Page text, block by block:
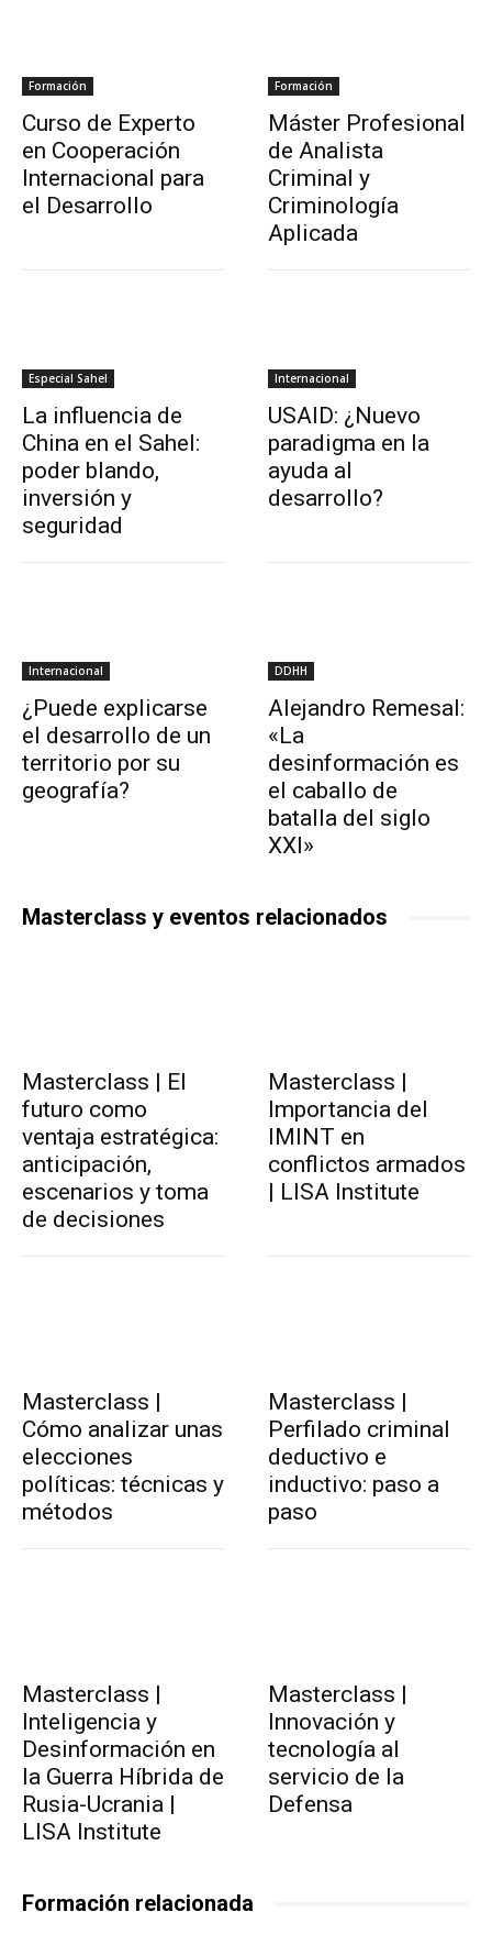
Formación
Curso de Experto
en Cooperación
Internacional para
el Desarrollo
Formación
Máster Profesional
de Analista
Criminal y
Criminología
Aplicada
Especial Sahel
La influencia de
China en el Sahel:
poder blando,
inversión y
seguridad
Internacional
USAID: ¿Nuevo
paradigma en la
ayuda al
desarrollo?
Internacional
¿Puede explicarse
el desarrollo de un
territorio por su
geografía?
DDHH
Alejandro Remesal:
«La
desinformación es
el caballo de
batalla del siglo
XXI»
Masterclass y eventos relacionados
Masterclass | El
futuro como
ventaja estratégica:
anticipación,
escenarios y toma
de decisiones
Masterclass |
Importancia del
IMINT en
conflictos armados
| LISA Institute
Masterclass |
Cómo analizar unas
elecciones
políticas: técnicas y
métodos
Masterclass |
Perfilado criminal
deductivo e
inductivo: paso a
paso
Masterclass |
Inteligencia y
Desinformación en
la Guerra Híbrida de
Rusia-Ucrania |
LISA Institute
Masterclass |
Innovación y
tecnología al
servicio de la
Defensa
Formación relacionada